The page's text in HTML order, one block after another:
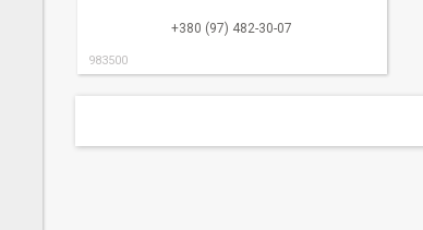
+380 (97) 482-30-07
983500